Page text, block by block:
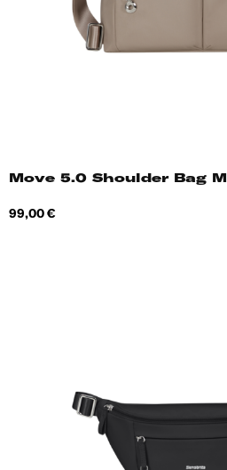
Move 5.0 Shoulder Bag M
Hind
99,00 €